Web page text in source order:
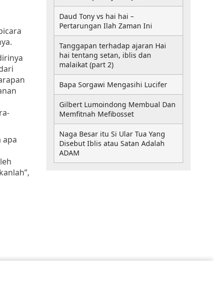
apa
Daud Tony vs hai hai –
Pertarungan Ilah Zaman Ini
Tanggapan terhadap ajaran Hai
hai tentang setan, iblis dan
malaikat (part 2)
Bapa Sorgawi Mengasihi Lucifer
Gilbert Lumoindong Membual Dan
Memfitnah Mefibosset
Naga Besar itu Si Ular Tua Yang
Disebut Iblis atau Satan Adalah
ADAM